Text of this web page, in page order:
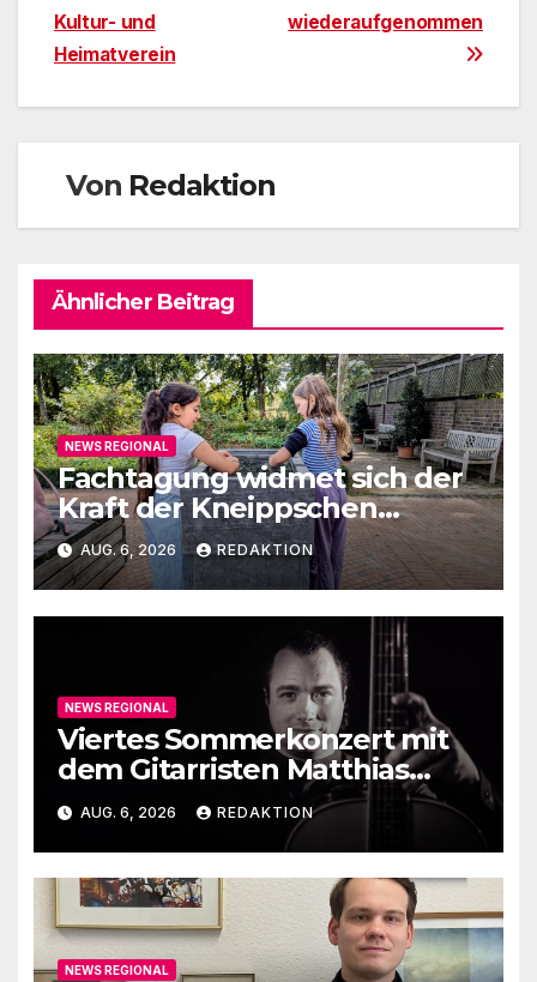
wiederaufgenommen
Kultur- und
Heimatverein
Von Redaktion
Ähnlicher Beitrag
NEWS REGIONAL
Fachtagung widmet sich der
Kraft der Kneippschen
Elemente
AUG. 6, 2026 REDAKTION
NEWS REGIONAL
Viertes Sommerkonzert mit
dem Gitarristen Matthias
Ehrig
AUG. 6, 2026 REDAKTION
NEWS REGIONAL